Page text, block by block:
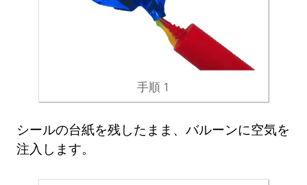
手順 1
シールの台紙を残したまま、バルーンに空気を
注入します。